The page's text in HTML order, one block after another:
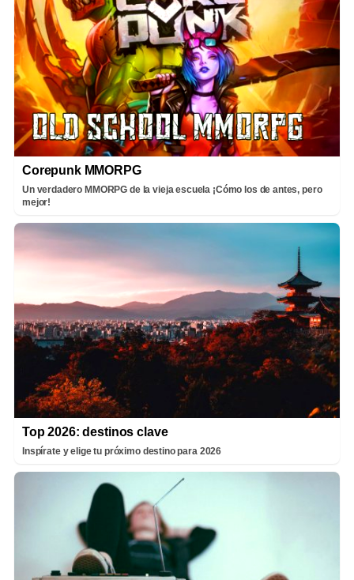
Corepunk MMORPG
Un verdadero MMORPG de la vieja escuela ¡Cómo los de antes, pero
mejor!
Top 2026: destinos clave
Inspírate y elige tu próximo destino para 2026